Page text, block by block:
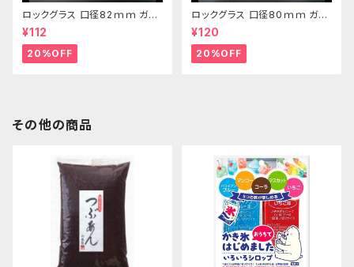
ロックグラス 口径82ｍｍ ガラ
ス製 250cc
¥112
20%OFF
ロックグラス 口径80ｍｍ ガラ
ス製 220cc
¥120
20%OFF
その他の商品